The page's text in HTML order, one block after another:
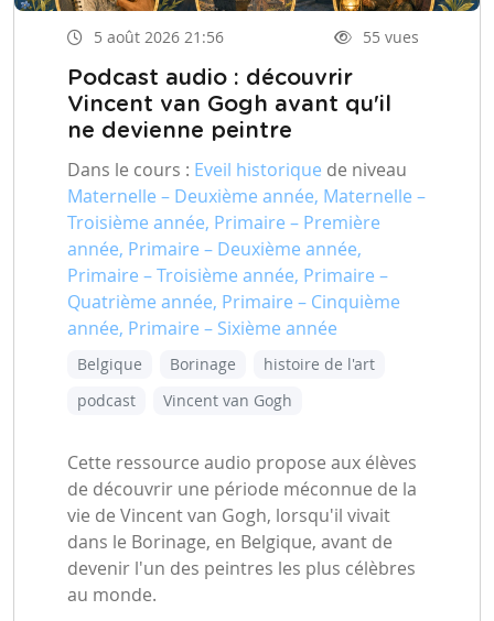
5 août 2026 21:56 55 vues
Podcast audio : découvrir
Vincent van Gogh avant qu'il
ne devienne peintre
Dans le cours : Eveil historique de niveau
Maternelle – Deuxième année, Maternelle –
Troisième année, Primaire – Première
année, Primaire – Deuxième année,
Primaire – Troisième année, Primaire –
Quatrième année, Primaire – Cinquième
année, Primaire – Sixième année
Belgique Borinage
histoire de l'art
podcast
Vincent van Gogh
Cette ressource audio propose aux élèves
de découvrir une période méconnue de la
vie de Vincent van Gogh, lorsqu'il vivait
dans le Borinage, en Belgique, avant de
devenir l'un des peintres les plus célèbres
au monde.